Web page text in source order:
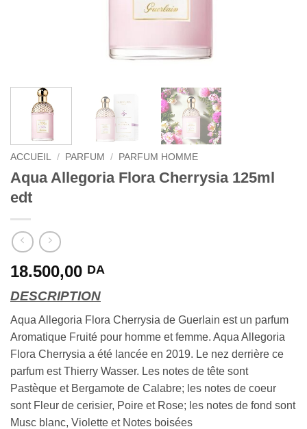
ACCUEIL / PARFUM / PARFUM HOMME
Aqua Allegoria Flora Cherrysia 125ml
edt
18.500,00 DA
DESCRIPTION
Aqua Allegoria Flora Cherrysia de Guerlain est un parfum
Aromatique Fruité pour homme et femme. Aqua Allegoria
Flora Cherrysia a été lancée en 2019. Le nez derrière ce
parfum est Thierry Wasser. Les notes de tête sont
Pastèque et Bergamote de Calabre; les notes de coeur
sont Fleur de cerisier, Poire et Rose; les notes de fond sont
Musc blanc, Violette et Notes boisées